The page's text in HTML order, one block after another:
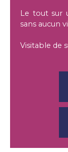
Le tout sur
sans aucun
Visitable de